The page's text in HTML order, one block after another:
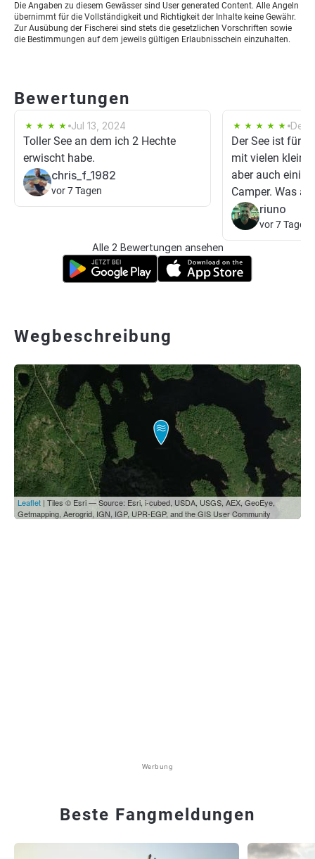
Die Angaben zu diesem Gewässer sind User generated Content. Alle Angeln
übernimmt für die Vollständigkeit und Richtigkeit der Inhalte keine Gewähr.
Zur Ausübung der Fischerei sind stets die gesetzlichen Vorschriften sowie
die Bestimmungen auf dem jeweils gültigen Erlaubnisschein einzuhalten.
Bewertungen
Jul 13, 2024
Toller See an dem ich 2 Hechte
erwischt habe.
chris_f_1982
vor 7 Tagen
Dec
Der See ist für
mit vielen
aber auch
Camper. Was
riuno
vor 7 Tagen
Alle 2 Bewertungen ansehen
Wegbeschreibung
Leaflet | Tiles © Esri — Source: Esri, i-cubed, USDA, USGS, AEX, GeoEye,
Getmapping, Aerogrid, IGN, IGP, UPR-EGP, and the GIS User Community
Werbung
Beste Fangmeldungen